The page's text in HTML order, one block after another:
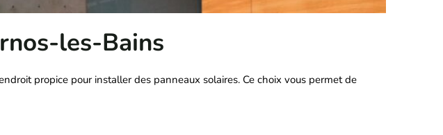
les-Bains
propice pour installer des panneaux solaires. Ce choix vous permet de